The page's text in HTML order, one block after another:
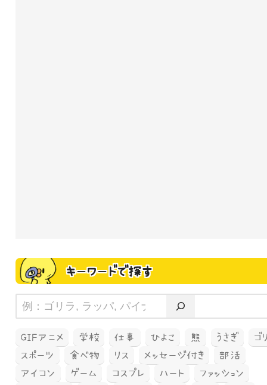
キーワードで探す
GIFアニメ 学校 仕事 ひよこ 熊 うさぎ
ゴ
スポーツ
食べ物 リス メッセージ付き
部活
アイコン
ゲーム コスプレ ハート
ファッション